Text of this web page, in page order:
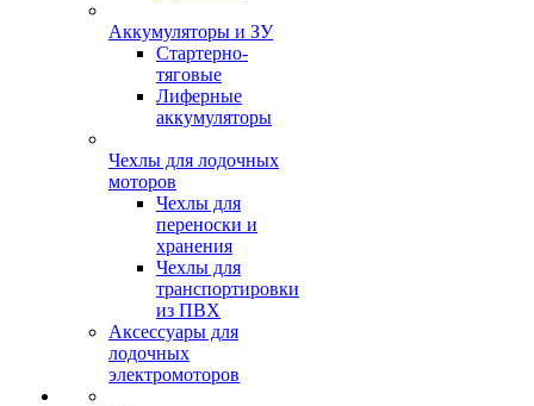
Аккумуляторы и ЗУ
Стартерно-
тяговые
Лиферные
аккумуляторы
Чехлы для лодочных
моторов
Чехлы для
переноски и
хранения
Чехлы для
транспортировки
из ПВХ
Аксессуары для
лодочных
электромоторов